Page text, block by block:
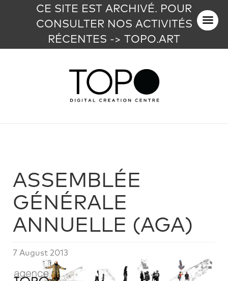
CE SITE EST ARCHIVÉ. POUR
CONSULTER NOS ACTIVITÉS
RÉCENTES -> TOPO.ART
ASSEMBLÉE
GÉNÉRALE
ANNUELLE (AGA)
7 August 2013